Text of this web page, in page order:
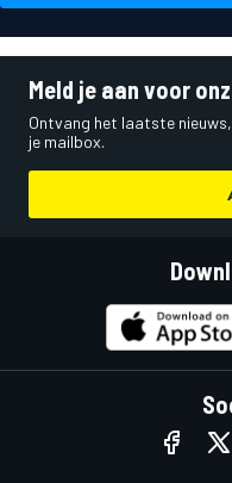
Meld je aan voor
Ontvang het laatste
je mailbox.